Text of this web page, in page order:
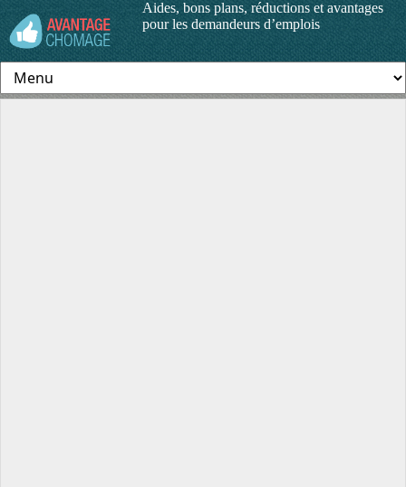
Aides, bons plans, réductions et avantages
pour les demandeurs d’emplois